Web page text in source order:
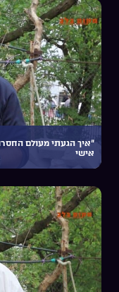
“איך הגעתי מעולם
אישי